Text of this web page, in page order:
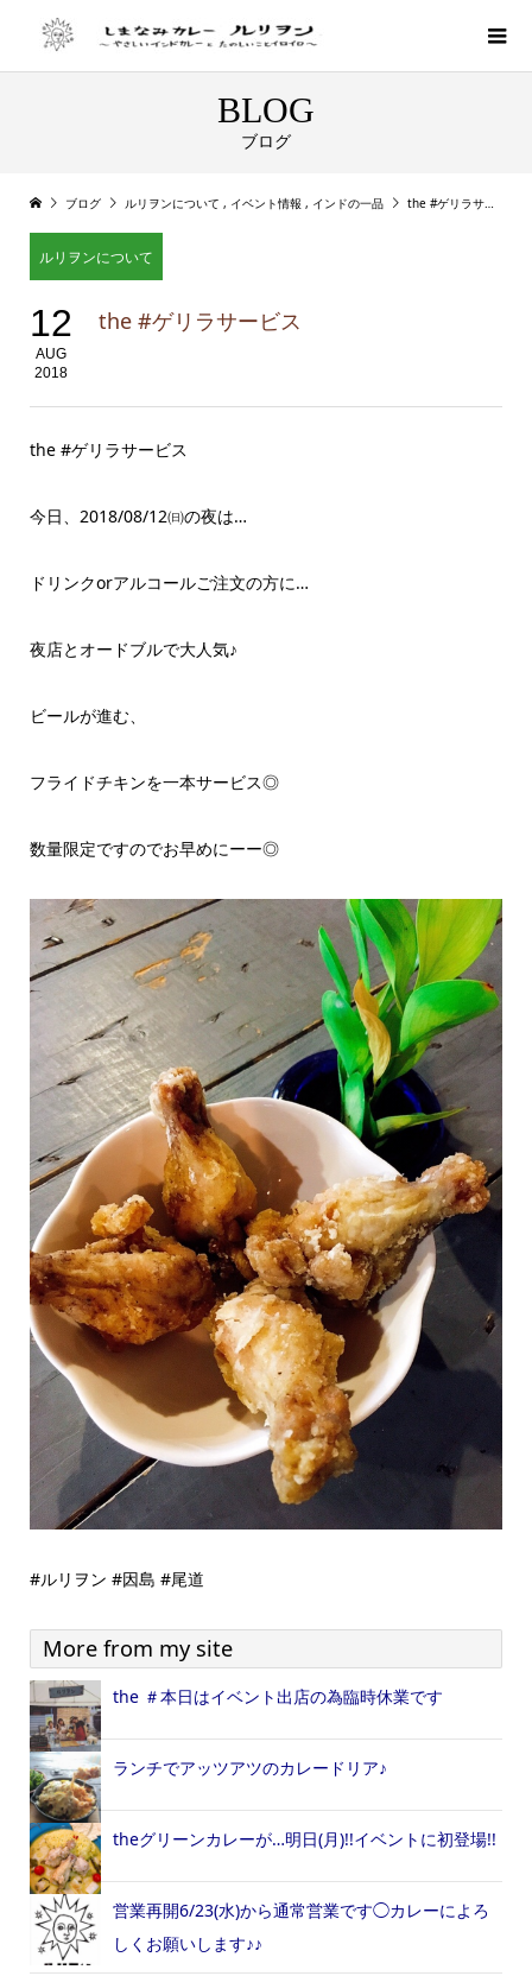
BLOG
ブログ
ブログ ルリヲンについて , イベント情報 , インドの一品 the #ゲリラサービス
ルリヲンについて
12
AUG
2018
the #ゲリラサービス
the #ゲリラサービス
今日、2018/08/12㈰の夜は…
ドリンクorアルコールご注文の方に…
夜店とオードブルで大人気♪
ビールが進む、
フライドチキンを一本サービス◎
数量限定ですのでお早めにーー◎
#ルリヲン #因島 #尾道
More from my site
the ＃本日はイベント出店の為臨時休業です
ランチでアッツアツのカレードリア♪
theグリーンカレーが…明日(月)!!イベントに初登場!!
営業再開6/23(水)から通常営業です◯カレーによろ
しくお願いします♪♪